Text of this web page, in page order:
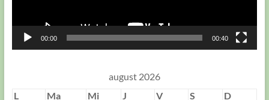
00:00 00:40
august 2026
L
Ma Mi J V S
D